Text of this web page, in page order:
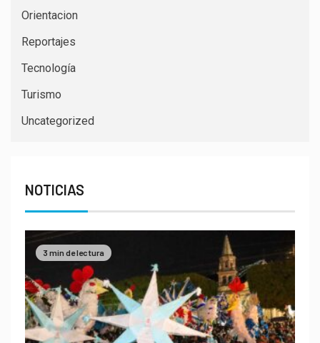
Orientacion
Reportajes
Tecnología
Turismo
Uncategorized
NOTICIAS
3 min de lectura